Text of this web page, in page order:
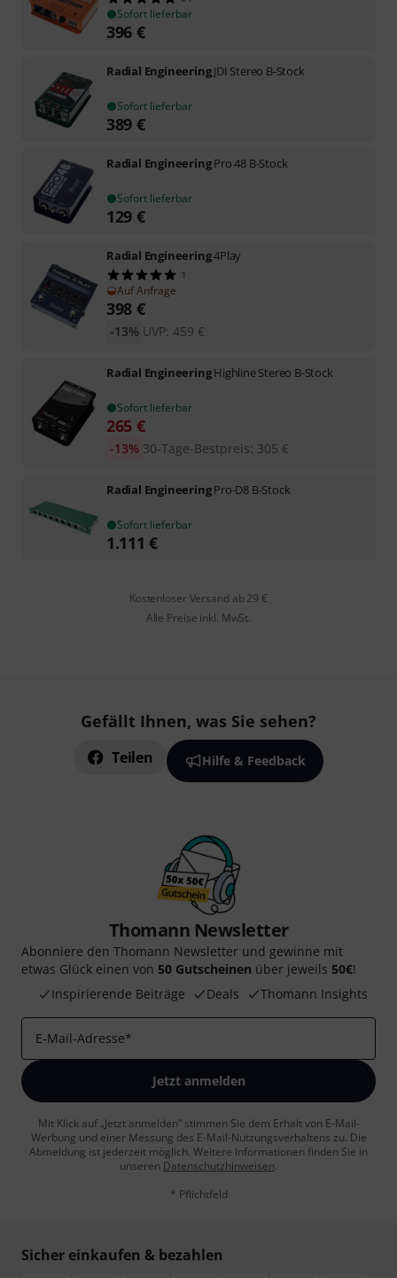
Sofort lieferbar
396 €
Radial EngineeringJDI Stereo B-Stock
Sofort lieferbar
389 €
Radial EngineeringPro 48 B-Stock
Sofort lieferbar
129 €
Radial Engineering4Play
1
Auf Anfrage
398 €
UVP: 459 €
-13%
Radial EngineeringHighline Stereo B-Stock
Sofort lieferbar
265 €
30-Tage-Bestpreis: 305 €
-13%
Radial EngineeringPro-D8 B-Stock
Sofort lieferbar
1.111 €
Kostenloser Versand ab 29 €
Alle Preise inkl. MwSt.
Gefällt Ihnen, was Sie sehen?
Teilen Hilfe & Feedback
Thomann Newsletter
Abonniere den Thomann Newsletter und gewinne mit
etwas Glück einen von 50 Gutscheinen über jeweils 50€!
Inspirierende Beiträge
Deals Thomann Insights
E-Mail-Adresse*
Jetzt anmelden
Mit Klick auf „Jetzt anmelden“ stimmen Sie dem Erhalt von E-Mail-
Werbung und einer Messung des E-Mail-Nutzungsverhaltens zu. Die
Abmeldung ist jederzeit möglich. Weitere Informationen finden Sie in
unseren Datenschutzhinweisen.
* Pflichtfeld
Sicher einkaufen & bezahlen